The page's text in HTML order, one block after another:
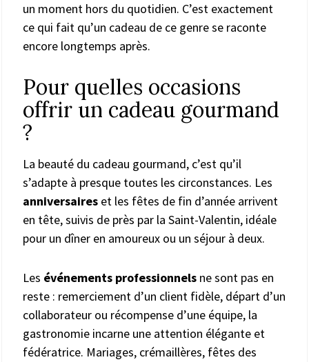
un moment hors du quotidien. C’est exactement
ce qui fait qu’un cadeau de ce genre se raconte
encore longtemps après.
Pour quelles occasions
offrir un cadeau gourmand
?
La beauté du cadeau gourmand, c’est qu’il
s’adapte à presque toutes les circonstances. Les
anniversaires et les fêtes de fin d’année arrivent
en tête, suivis de près par la Saint-Valentin, idéale
pour un dîner en amoureux ou un séjour à deux.
Les événements professionnels ne sont pas en
reste : remerciement d’un client fidèle, départ d’un
collaborateur ou récompense d’une équipe, la
gastronomie incarne une attention élégante et
fédératrice. Mariages, crémaillères, fêtes des